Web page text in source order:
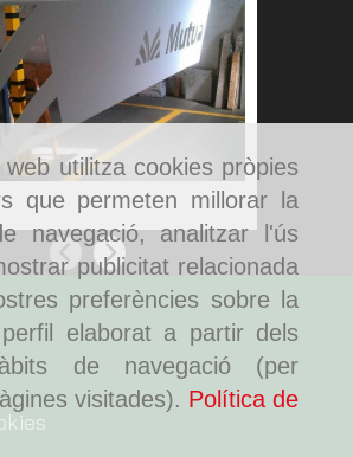
utilitza cookies pròpies
que permeten millorar la
navegació, analitzar l'ús
publicitat relacionada
preferències sobre la
elaborat a partir dels
de navegació (per
visitades). Política de
tancaments a Rubí Pintura
de
AnteriorSegüent